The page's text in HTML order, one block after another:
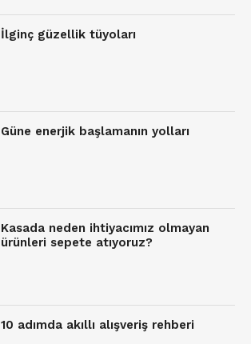
İlginç güzellik tüyoları
Güne enerjik başlamanın yolları
Kasada neden ihtiyacımız olmayan
ürünleri sepete atıyoruz?
10 adımda akıllı alışveriş rehberi